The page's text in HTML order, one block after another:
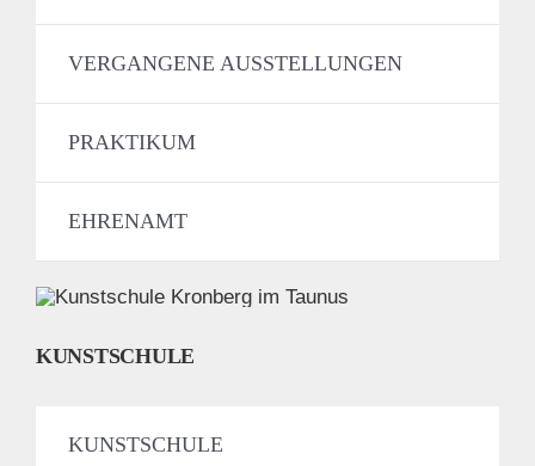
VERGANGENE AUSSTELLUNGEN
PRAKTIKUM
EHRENAMT
KUNSTSCHULE
KUNSTSCHULE